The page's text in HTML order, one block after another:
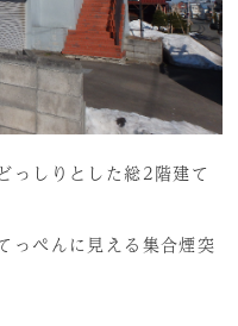
っしりとした総2階建て
っぺんに見える集合煙突